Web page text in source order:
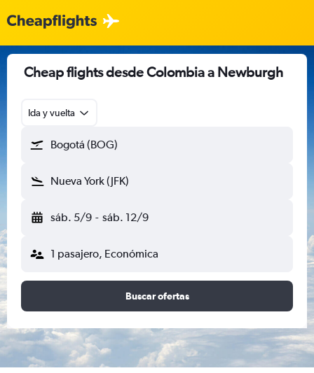
Cheap flights desde Colombia a Newburgh
Ida y vuelta
Bogotá (BOG)
Nueva York (JFK)
sáb. 5/9 - sáb. 12/9
1 pasajero, Económica
Buscar ofertas